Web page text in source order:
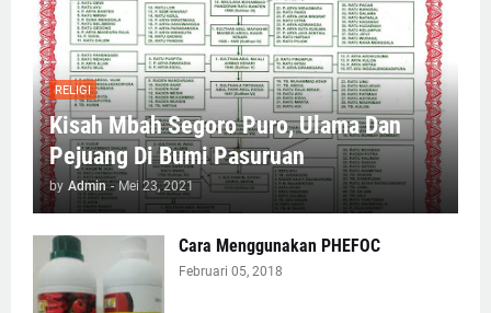
RELIGI
Kisah Mbah Segoro Puro, Ulama Dan
Pejuang Di Bumi Pasuruan
by Admin - Mei 23, 2021
Cara Menggunakan PHEFOC
Februari 05, 2018